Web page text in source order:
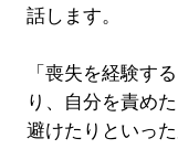
話します。
「喪失を経験す
り、自分を責め
避けたりといっ